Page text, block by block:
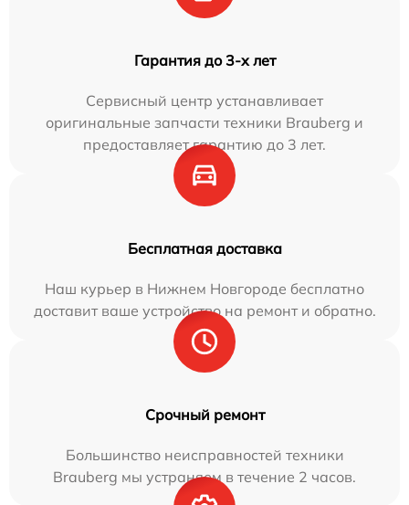
Гарантия до 3-х лет
Сервисный центр устанавливает
оригинальные запчасти техники Brauberg и
предоставляет гарантию до 3 лет.
Бесплатная доставка
Наш курьер в Нижнем Новгороде бесплатно
доставит ваше устройство на ремонт и обратно.
Срочный ремонт
Большинство неисправностей техники
Brauberg мы устраняем в течение 2 часов.